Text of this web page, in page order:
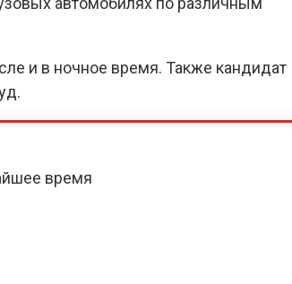
и в ночное время. Также кандидат
время